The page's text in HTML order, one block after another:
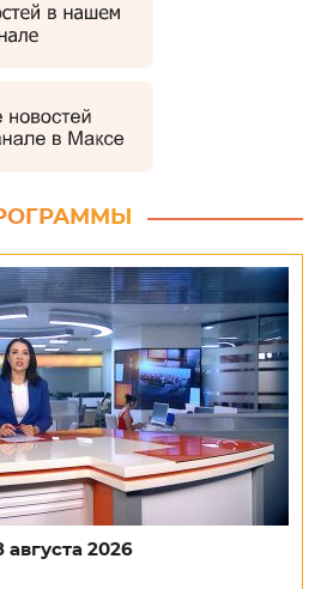
августа 2026